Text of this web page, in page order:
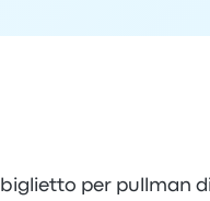
per pullman